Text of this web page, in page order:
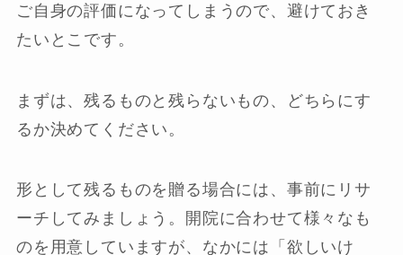
ご自身の評価になってしまうので、避けておき
たいとこです。
まずは、残るものと残らないもの、どちらにす
るか決めてください。
形として残るものを贈る場合には、事前にリサ
ーチしてみましょう。開院に合わせて様々なも
のを用意していますが、なかには「欲しいけ